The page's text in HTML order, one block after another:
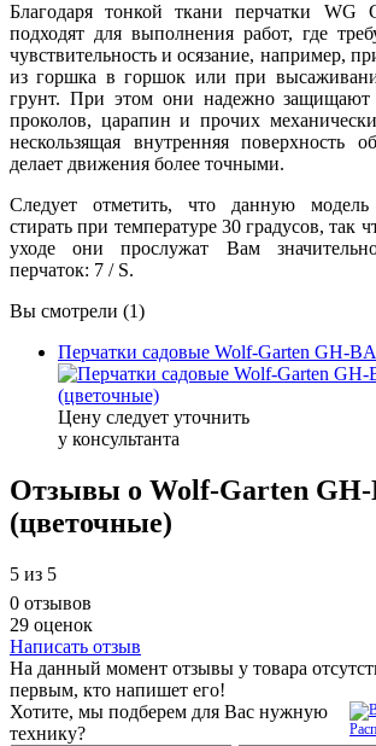
Благодаря тонкой ткани перчатки
подходят для выполнения работ, где
чувствительность и осязание, например,
из горшка в горшок или при
грунт. При этом они надежно защищают
проколов, царапин и прочих
нескользящая внутренняя поверхность
делает движения более точными.
Следует отметить, что данную
стирать при температуре 30 градусов, так
уходе они прослужат Вам
перчаток: 7 / S.
Вы смотрели (1)
Перчатки садовые Wolf-Garten GH-
Цену следует уточнить
у консультанта
Отзывы о Wolf-Garten GH-
(цветочные)
5 из 5
0 отзывов
29 оценок
Написать отзыв
На данный момент отзывы у товара
первым, кто напишет его!
Хотите, мы подберем для Вас нужную
технику?